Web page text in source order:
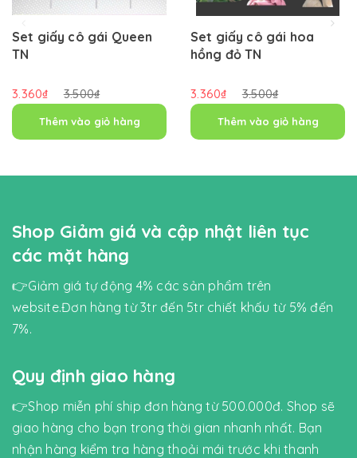
Set giấy cô gái Queen
TN
3.360₫ 3.500₫
Thêm vào giỏ hàng
Set giấy cô gái hoa
hồng đỏ TN
3.360₫ 3.500₫
Thêm vào giỏ hàng
Shop Giảm giá và cập nhật liên tục
các mặt hàng
👉Giảm giá tự động 4% các sản phẩm trên
website.Đơn hàng từ 3tr đến 5tr chiết khấu từ 5% đến
7%.
Quy định giao hàng
👉Shop miễn phí ship đơn hàng từ 500.000đ. Shop sẽ
giao hàng cho bạn trong thời gian nhanh nhất. Bạn
nhận hàng kiểm tra hàng thoải mái trước khi thanh